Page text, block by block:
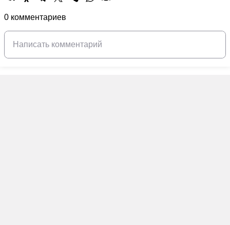
0 комментариев